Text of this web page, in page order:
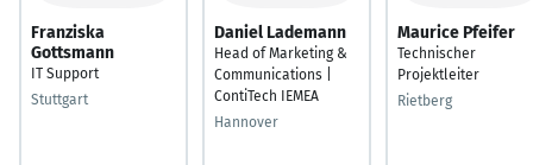
Franziska
Gottsmann
IT Support
Stuttgart
Daniel Lademann
Head of Marketing &
Communications |
ContiTech IEMEA
Hannover
Maurice Pfeifer
Technischer
Projektleiter
Rietberg